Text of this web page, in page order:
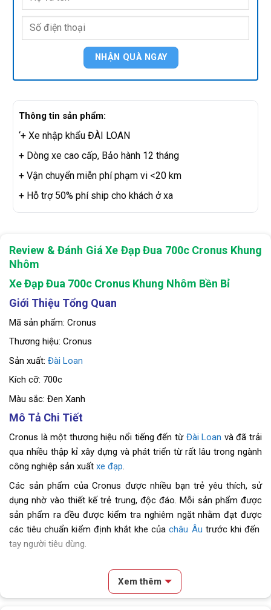
Thông tin sản phẩm:
‘+ Xe nhập khẩu ĐÀI LOAN
+ Dòng xe cao cấp, Bảo hành 12 tháng
+ Vận chuyển miễn phí phạm vi <20 km
+ Hỗ trợ 50% phí ship cho khách ở xa
Review & Đánh Giá Xe Đạp Đua 700c Cronus Khung
Nhôm
Xe Đạp Đua 700c Cronus Khung Nhôm Bền Bỉ
Giới Thiệu Tổng Quan
Mã sản phẩm: Cronus
Thương hiệu: Cronus
Sản xuất: Đài Loan
Kích cỡ: 700c
Màu sắc: Đen Xanh
Mô Tả Chi Tiết
Cronus là một thương hiệu nổi tiếng đến từ Đài Loan và đã trải
qua nhiều thập kỉ xây dựng và phát triển từ rất lâu trong ngành
công nghiệp sản xuất xe đạp.
Các sản phẩm của Cronus được nhiều bạn trẻ yêu thích, sử
dụng nhờ vào thiết kế trẻ trung, độc đáo. Mỗi sản phẩm được
sản phẩm ra đều được kiểm tra nghiêm ngặt nhằm đạt được
các tiêu chuẩn kiểm định khắt khe củachâu Âu trước khi đến
tay người tiêu dùng.
vàn kiểu dáng, đây có lẽ chính là những lí do đã giúp cho thương
hiệu Cronus được nhiều người tin dùng, từ đó trở nên nổi tiếng
Xem thêm